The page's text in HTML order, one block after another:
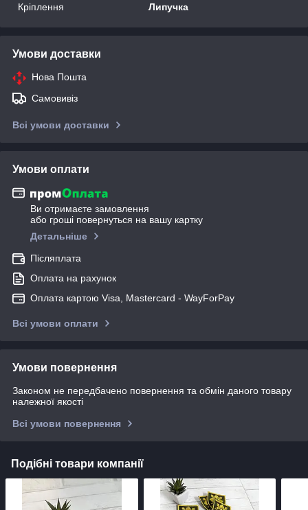
Кріплення
Липучка
Умови доставки
Нова Пошта
Самовивіз
Всі умови доставки
Умови оплати
Ви отримаєте замовлення
або гроші повернуться на вашу картку
Детальніше
Післяплата
Оплата на рахунок
Оплата картою Visa, Mastercard - WayForPay
Всі умови оплати
Умови повернення
Законом не передбачено повернення та обмін даного товару
належної якості
Всі умови повернення
Подібні товари компанії